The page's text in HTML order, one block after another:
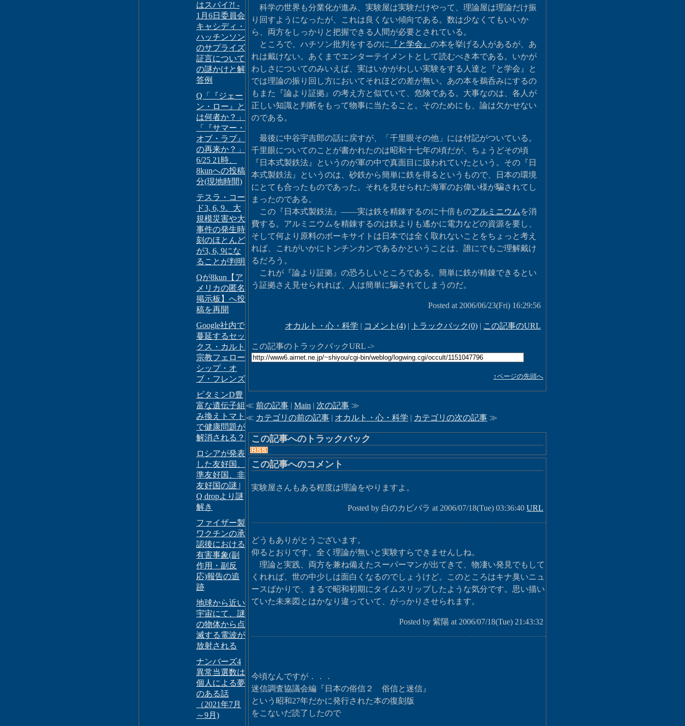
はスパイ?! -
1月6日委員会
キャシディ・
ハッチンソン
のサプライズ
証言について
の謎かけと解
答例
Q「『ジェー
ン・ロー』と
は何者か？」
「『サマー・
オブ・ラブ』
の再来か？」
6/25 21時、
8kunへの投稿
分(現地時間)
テスラ・コー
ド3, 6, 9。大
規模災害や大
事件の発生時
刻のほとんど
が3, 6, 9にな
ることが判明
Qが8kun【ア
メリカの匿名
掲示板】へ投
稿を再開
Google社内で
蔓延するセッ
クス・カルト
宗教フェロー
シップ・オ
ブ・フレンズ
ビタミンD豊
富な遺伝子組
み換えトマト
で健康問題が
解消される？
ロシアが発表
した友好国、
準友好国、非
友好国の謎 |
Q dropより謎
解き
ファイザー製
ワクチンの承
認後における
有害事象(副
作用・副反
応)報告の追
跡
地球から近い
宇宙にて、謎
の物体から点
滅する電波が
放射される
ナンバーズ4
異常当選数は
個人による夢
のある話
（2021年7月
～9月)
科学の世界も分業化が進み、実験屋は実験だけやって、理論屋は理論だけ振
り回すようになったが、これは良くない傾向である。数は少なくてもいいか
ら、両方をしっかりと把握できる人間が必要とされている。
ところで、ハチソン批判をするのに
『と学会』 の本を挙げる人があるが、あ
れは戴けない。あくまでエンターテイメントとして読むべき本である。いかが
わしさについてのみいえば、実はいかがわしい実験をする人達と『と学会』と
では理論の振り回し方においてそれほどの差が無い。あの本を鵜呑みにするの
もまた『論より証拠』の考え方と似ていて、危険である。大事なのは、各人が
正しい知識と判断をもって物事に当たること。そのためにも、論は欠かせない
のである。
最後に中谷宇吉郎の話に戻すが、「千里眼その他」には付記がついている。
千里眼についてのことが書かれたのは昭和十七年の頃だが、ちょうどその頃
『日本式製鉄法』というのが軍の中で真面目に扱われていたという。その『日
本式製鉄法』というのは、砂鉄から簡単に鉄を得るというもので、日本の環境
にとても合ったものであった。それを見せられた海軍のお偉い様が騙されてし
まったのである。
この『日本式製鉄法』――実は鉄を精錬するのに十倍ものアルミニウム を消
費する。アルミニウムを精錬するのは鉄よりも遙かに電力などの資源を要し、
そして何より原料のボーキサイトは日本では全く取れないことをちょっと考え
れば、これがいかにトンチンカンであるかということは、誰にでもご理解戴け
るだろう。
これが『論より証拠』の恐ろしいところである。簡単に鉄が精錬できるとい
う証拠さえ見せられれば、人は簡単に騙されてしまうのだ。
Posted at 2006/06/23(Fri) 16:29:56
オカルト・心・科学 | コメント(4) | トラックバック(0) | この記事のURL
この記事のトラックバックURL ->
↑ページの先頭へ
≪ 前の記事 | Main | 次の記事 ≫
≪ カテゴリの前の記事 | オカルト・心・科学 | カテゴリの次の記事 ≫
この記事へのトラックバック
この記事へのコメント
実験屋さんもある程度は理論をやりますよ。
Posted by 白のカピバラ at 2006/07/18(Tue) 03:36:40 URL
どうもありがとうございます。
仰るとおりです。全く理論が無いと実験すらできませんしね。
理論と実践、両方を兼ね備えたスーパーマンが出てきて、物凄い発見でもして
くれれば、世の中少しは面白くなるのでしょうけど。このところはキナ臭いニュ
ースばかりで、まるで昭和初期にタイムスリップしたような気分です。思い描い
ていた未来図とはかなり違っていて、がっかりさせられます。
Posted by 紫陽 at 2006/07/18(Tue) 21:43:32
今頃なんですが．．．
迷信調査協議会編『日本の俗信２ 俗信と迷信』
という昭和27年だかに発行された本の復刻版
をこないだ読了したので